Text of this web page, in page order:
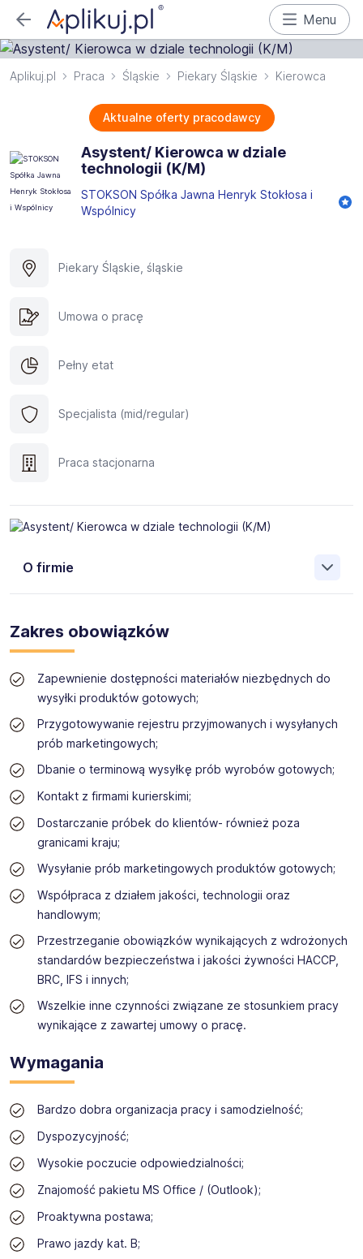
Menu
Aplikuj.pl Praca Śląskie Piekary Śląskie Kierowca
Aktualne oferty pracodawcy
Asystent/ Kierowca w dziale
technologii (K/M)
STOKSON Spółka Jawna Henryk Stokłosa i
Wspólnicy
Piekary Śląskie, śląskie
Umowa o pracę
Pełny etat
Specjalista (mid/regular)
Praca stacjonarna
O firmie
najnowocześniejszych przedsiębiorstw
wyspecjalizowanych w segmencie słodkich produktów
piekarniczych. Nasza firma jest pionierem i liderem rynku
donutów w Polsce i jedną z największych firm
produkcyjnych w tej kategorii w Europie. Jesteśmy
zespołem pełnych pasji profesjonalistów, ceniących
kreatywne podejście do pracy. Posiadamy najważniejsze,
międzynarodowe certyfikaty gwarantujące najwyższą
jakość i bezpieczeństwo produkcji. W naszych zakładach
wykorzystujemy innowacyjne rozwiązania w zakresie
produktów.
Zakres obowiązków
Zapewnienie dostępności materiałów niezbędnych do
wysyłki produktów gotowych;
Przygotowywanie rejestru przyjmowanych i wysyłanych
prób marketingowych;
Dbanie o terminową wysyłkę prób wyrobów gotowych;
Kontakt z firmami kurierskimi;
Dostarczanie próbek do klientów- również poza
granicami kraju;
Wysyłanie prób marketingowych produktów gotowych;
Współpraca z działem jakości, technologii oraz
handlowym;
Przestrzeganie obowiązków wynikających z wdrożonych
standardów bezpieczeństwa i jakości żywności HACCP,
BRC, IFS i innych;
Wszelkie inne czynności związane ze stosunkiem pracy
wynikające z zawartej umowy o pracę.
Wymagania
Bardzo dobra organizacja pracy i samodzielność;
Dyspozycyjność;
Wysokie poczucie odpowiedzialności;
Znajomość pakietu MS Office / (Outlook);
Proaktywna postawa;
Prawo jazdy kat. B;